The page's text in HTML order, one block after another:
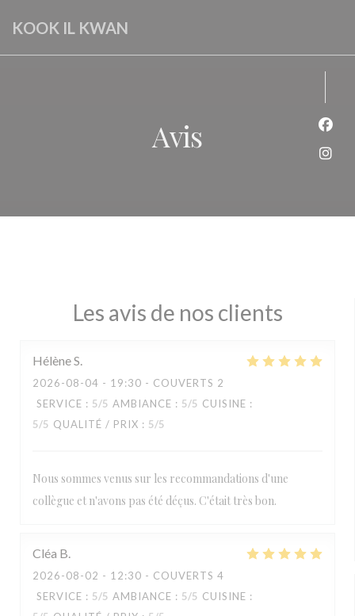
KOOK IL KWAN
Avis
Les avis de nos clients
HélèneS
2026-08-04 - 19:30 - COUVERTS 2
SERVICE : 5/5 AMBIANCE : 5/5 CUISINE :
5/5 QUALITÉ / PRIX : 5/5
Nous sommes venus sur les recommandations d'une
collègue et n'avons pas été déçus. C'était très bon.
Cléa B
2026-08-02 - 12:30 - COUVERTS 4
SERVICE : 5/5 AMBIANCE : 5/5 CUISINE :